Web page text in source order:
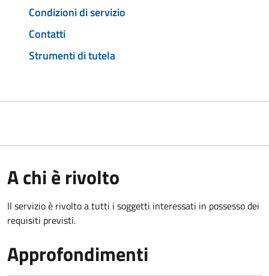
Condizioni di servizio
Contatti
Strumenti di tutela
A chi è rivolto
Il servizio è rivolto a tutti i soggetti interessati in possesso dei
requisiti previsti.
Approfondimenti